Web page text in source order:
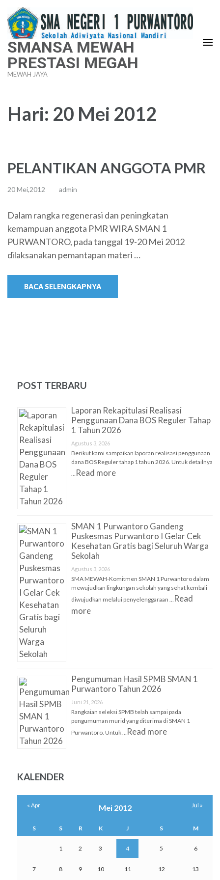
Lompat
ke
konten
(Tekan
Enter)
SMANSA MEWAH
PRESTASI MEGAH
MEWAH JAYA
Hari: 20 Mei 2012
PELANTIKAN ANGGOTA PMR
20 Mei,2012 admin
Dalam rangka regenerasi dan peningkatan
kemampuan anggota PMR WIRA SMAN 1
PURWANTORO, pada tanggal 19-20 Mei 2012
dilaksanakan pemantapan materi …
BACA SELENGKAPNYA
POST TERBARU
Laporan Rekapitulasi Realisasi
Penggunaan Dana BOS Reguler Tahap
1 Tahun 2026
Agustus 3, 2026
Berikut kami sampaikan laporan realisasi penggunaan
dana BOS Reguler tahap 1 tahun 2026. Untuk detailnya
Read more
SMAN 1 Purwantoro Gandeng
Puskesmas Purwantoro I Gelar Cek
Kesehatan Gratis bagi Seluruh Warga
Sekolah
Agustus 3, 2026
SMA MEWAH-Komitmen SMAN 1 Purwantoro dalam
mewujudkan lingkungan sekolah yang sehat kembali
diwujudkan melalui penyelenggaraan …
Read
more
Pengumuman Hasil SPMB SMAN 1
Purwantoro Tahun 2026
Juni 21, 2026
Rangkaian seleksi SPMB telah sampai pada
pengumuman murid yang diterima di SMAN 1
Purwantoro. Untuk …
Read more
KALENDER
Mei 2012
S S R K J S M
1 2 3 4 5 6
7 8 9 10 11 12 13
« Apr Jul »